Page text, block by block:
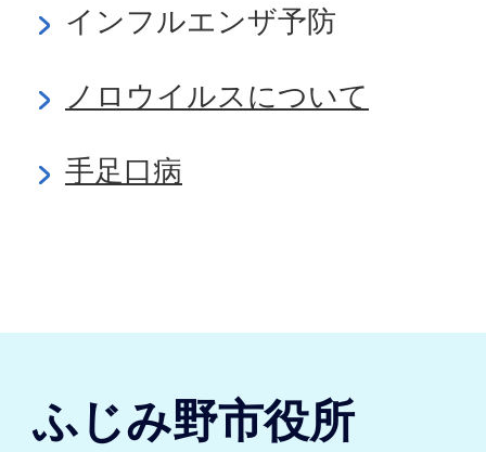
インフルエンザ予防
ノロウイルスについて
手足口病
ふじみ野市役所